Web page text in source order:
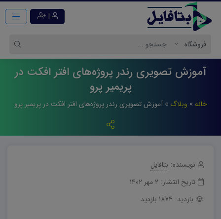
|
آموزش تصویری رندر پروژه‌های افتر افکت در
پریمیر پرو
خانه » وبلاگ »آموزش تصویری رندر پروژه‌های افتر افکت در پریمیر پرو
نویسنده: بتافایل
تاریخ انتشار: ۲ مهر ۱۴۰۲
بازدید: 1874 بازدید